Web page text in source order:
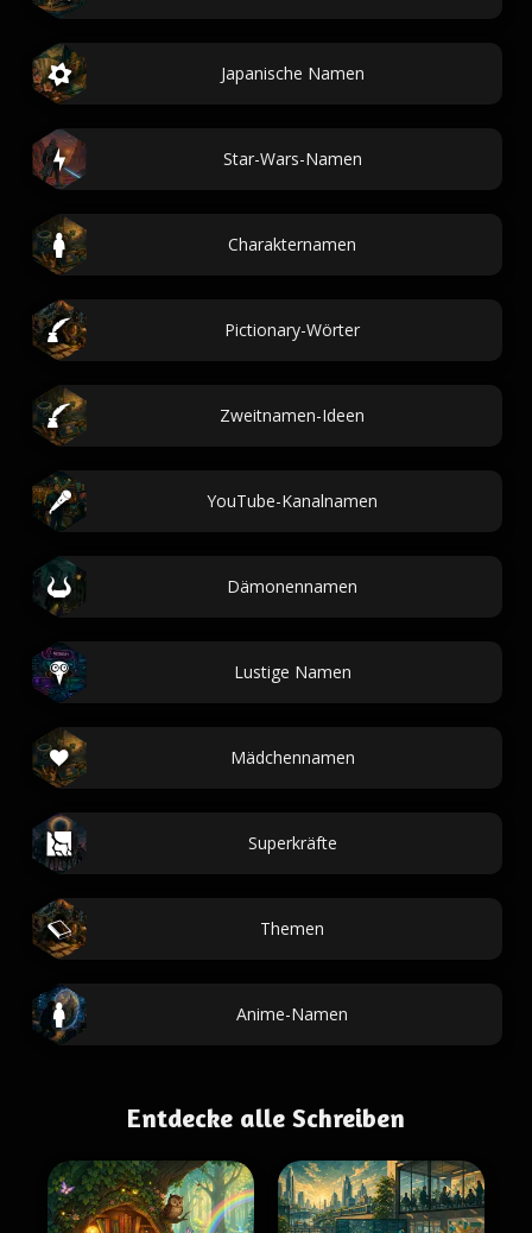
Japanische Namen
Star-Wars-Namen
Charakternamen
Pictionary-Wörter
Zweitnamen-Ideen
YouTube-Kanalnamen
Dämonennamen
Lustige Namen
Mädchennamen
Superkräfte
Themen
Anime-Namen
Entdecke alle Schreiben